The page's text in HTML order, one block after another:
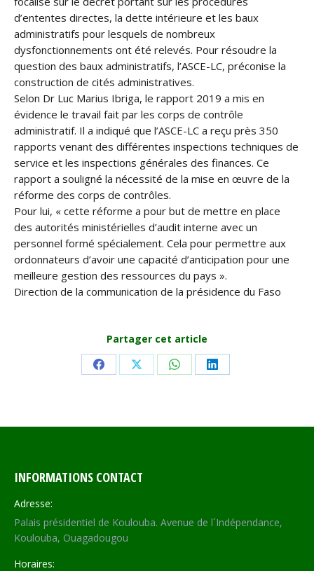
d’ententes directes, la dette intérieure et les baux
administratifs pour lesquels de nombreux
dysfonctionnements ont été relevés. Pour résoudre la
question des baux administratifs, l’ASCE-LC, préconise la
construction de cités administratives.
Selon Dr Luc Marius Ibriga, le rapport 2019 a mis en
évidence le travail fait par les corps de contrôle
administratif. Il a indiqué que l’ASCE-LC a reçu près 350
rapports venant des différentes inspections techniques de
service et les inspections générales des finances. Ce
rapport a souligné la nécessité de la mise en œuvre de la
réforme des corps de contrôles.
Pour lui, « cette réforme a pour but de mettre en place
des autorités ministérielles d’audit interne avec un
personnel formé spécialement. Cela pour permettre aux
ordonnateurs d’avoir une capacité d’anticipation pour une
meilleure gestion des ressources du pays ».
Direction de la communication de la présidence du Faso
Partager cet article
Share Share Share Share
INFORMATIONS CONTACT
Adresse:
Palais présidentiel de Koulouba. Avenue de l´Indépendance,
Koulouba, Ouagadougou
Horaires: